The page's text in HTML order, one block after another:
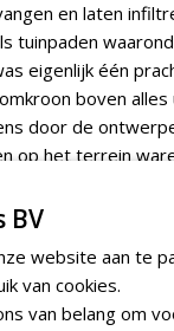
en laten
tuinpaden
eigenlijk één
boven alles
door de
op het terrein
tuinshow.
hoogste prijs op
BV
website aan te
van cookies.
van belang om